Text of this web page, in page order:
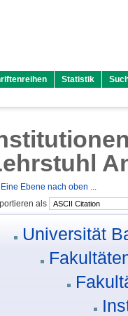
Statistik
Eine Ebene nach oben ...
als
Universität